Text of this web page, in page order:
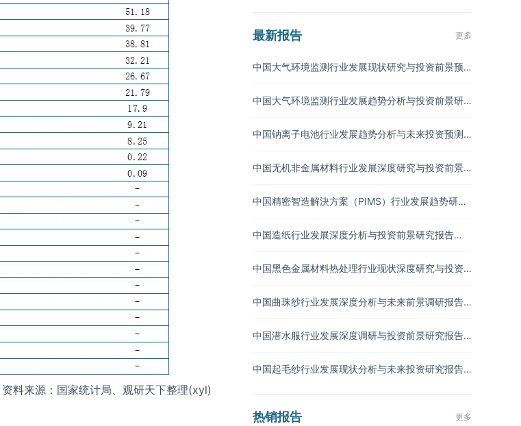
资料来源：国家统计局、观研天下整理(xyl)
最新报告 更多
中国大气环境监测行业发展现状研究与投资前景预
中国大气环境监测行业发展趋势分析与投资前景研
中国钠离子电池行业发展趋势分析与未来投资预测
中国无机非金属材料行业发展深度研究与投资前景
中国精密智造解決方案（PIMS）行业发展趋势研究
中国造纸行业发展深度分析与投资前景研究报告
中国黑色金属材料热处理行业现状深度研究与投资
中国曲珠纱行业发展深度分析与未来前景调研报告
中国潜水服行业发展深度调研与投资前景研究报告
中国起毛纱行业发展现状分析与未来投资研究报告
热销报告 更多